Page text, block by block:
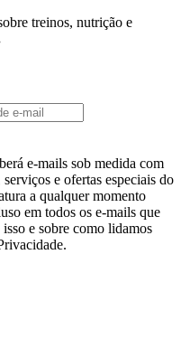
treinos, nutrição e
e-mails sob medida com
e ofertas especiais do
a qualquer momento
em todos os e-mails que
e sobre como lidamos